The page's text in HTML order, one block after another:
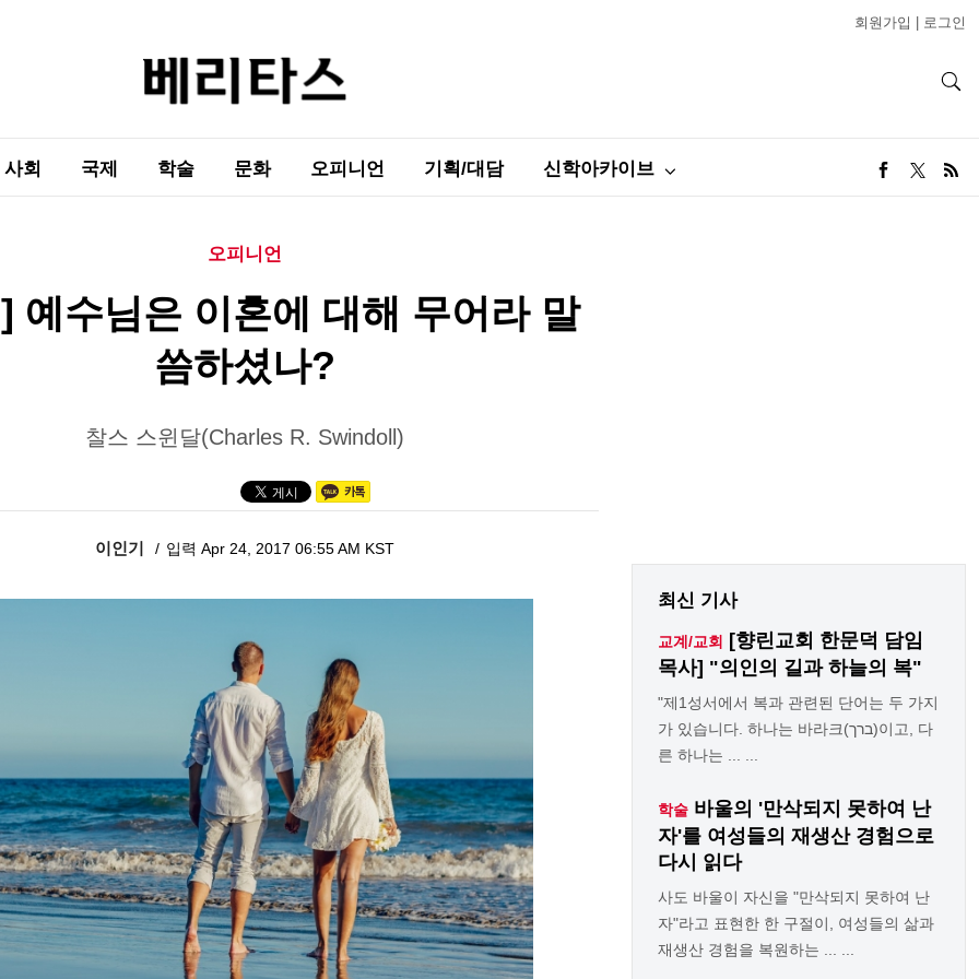
회원가입 로그인
사회 국제 학술 문화 오피니언 기획/대담 신학아카이브
오피니언
예수님은 이혼에 대해 무어라 말
씀하셨나?
찰스 스윈달(Charles R. Swindoll)
이인기 입력 Apr 24, 2017 06:55 AM KST
최신 기사
교계/교회
[향린교회 한문덕 담임
목사] "의인의 길과 하늘의 복"
"제1성서에서 복과 관련된 단어는 두 가지
가 있습니다. 하나는 바라크(ברך)이고, 다
른 하나는 ... ...
학술 바울의 '만삭되지 못하여 난
자'를 여성들의 재생산 경험으로
다시 읽다
사도 바울이 자신을 "만삭되지 못하여 난
자"라고 표현한 한 구절이, 여성들의 삶과
재생산 경험을 복원하는 ... ...